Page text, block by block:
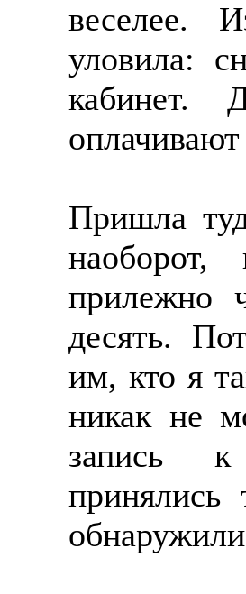
веселее.
уловила:
кабинет.
оплачивают
Пришла
прилежно
десять.
им, кто я
никак не
запись к